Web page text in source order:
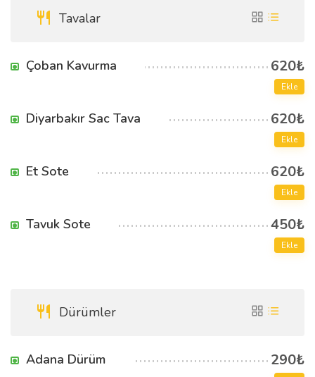
Tavalar
Çoban Kavurma 620₺
Ekle
Diyarbakır Sac Tava 620₺
Ekle
Et Sote 620₺
Ekle
Tavuk Sote 450₺
Ekle
Dürümler
Adana Dürüm 290₺